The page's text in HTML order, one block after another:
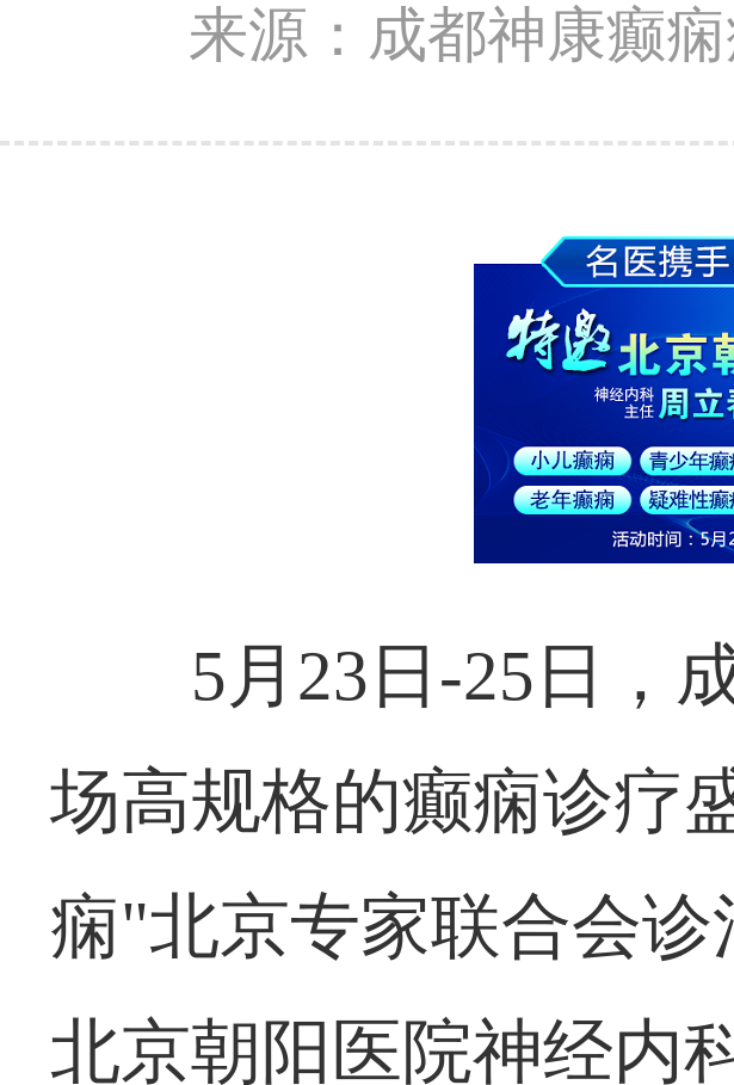
来源：成都神康癫
5月23日-25日，
场高规格的癫痫诊
痫"北京专家联合会
北京朝阳医院神经内